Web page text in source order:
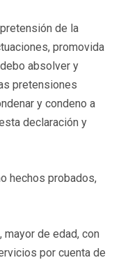
de la
promovida
absolver y
pretensiones
y condeno a
declaración y
hechos probados,
mayor de edad, con
por cuenta de